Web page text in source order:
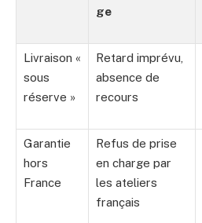
ge
Livraison «
sous
réserve »
Retard imprévu,
absence de
recours
Garantie
hors
France
Refus de prise
en charge par
les ateliers
français